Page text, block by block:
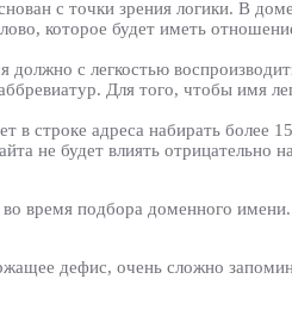
с точки зрения логики. В
которое будет иметь
с легкостью
Для того, чтобы имя
строке адреса набирать более
не будет влиять отрицательно
время подбора доменного имени.
дефис, очень сложно